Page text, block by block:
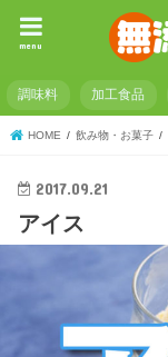
menu
調味料 加工食品
HOME 飲み物・お菓子
2017.09.21
アイス